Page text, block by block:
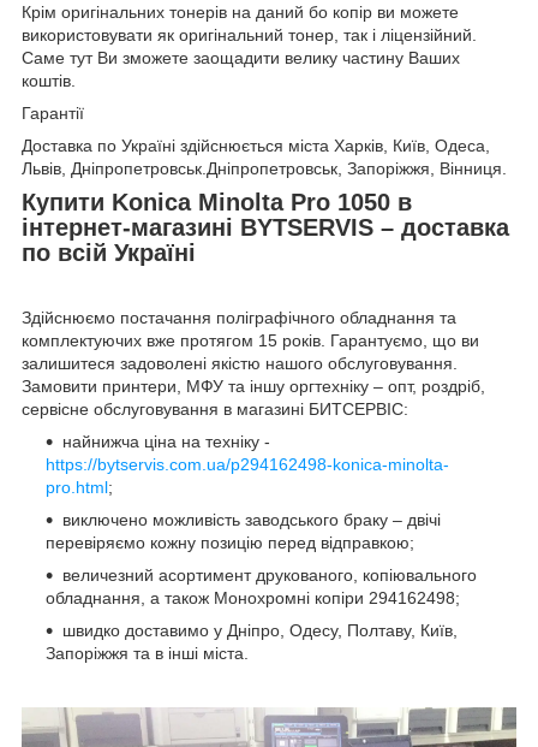
Крім оригінальних тонерів на даний бо копір ви можете
використовувати як оригінальний тонер, так і ліцензійний.
Саме тут Ви зможете заощадити велику частину Ваших
коштів.
Гарантії
Доставка по Україні здійснюється міста Харків, Київ, Одеса,
Львів, Дніпропетровськ.Дніпропетровськ, Запоріжжя, Вінниця.
Купити Konica Minolta Pro 1050 в
інтернет-магазині BYTSERVIS – доставка
по всій Україні
Здійснюємо постачання поліграфічного обладнання та
комплектуючих вже протягом 15 років. Гарантуємо, що ви
залишитеся задоволені якістю нашого обслуговування.
Замовити принтери, МФУ та іншу оргтехніку – опт, роздріб,
сервісне обслуговування в магазині БИТСЕРВІС:
найнижча ціна на техніку -
https://bytservis.com.ua/p294162498-konica-minolta-
pro.html;
виключено можливість заводського браку – двічі
перевіряємо кожну позицію перед відправкою;
величезний асортимент друкованого, копіювального
обладнання, а також Монохромні копіри 294162498;
швидко доставимо у Дніпро, Одесу, Полтаву, Київ,
Запоріжжя та в інші міста.